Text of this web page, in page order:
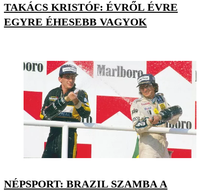
TAKÁCS KRISTÓF: ÉVRŐL ÉVRE
EGYRE ÉHESEBB VAGYOK
NÉPSPORT: BRAZIL SZAMBA A